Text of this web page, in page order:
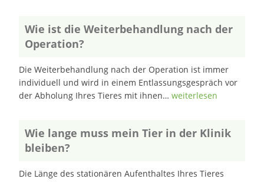
Wie ist die Weiterbehandlung nach der
Operation?
Die Weiterbehandlung nach der Operation ist immer
individuell und wird in einem Entlassungsgespräch vor
der Abholung Ihres Tieres mit ihnen…weiterlesen
Wie lange muss mein Tier in der Klinik
bleiben?
Die Länge des stationären Aufenthaltes Ihres Tieres